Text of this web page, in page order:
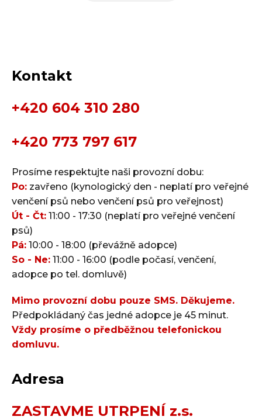
Kontakt
+420 604 310 280
+420 773 797 617
Prosíme respektujte naši provozní dobu:
Po: zavřeno (kynologický den - neplatí pro veřejné
venčení psů nebo venčení psů pro veřejnost)
Út - Čt: 11:00 - 17:30 (neplatí pro veřejné venčení
psů)
Pá: 10:00 - 18:00 (převážně adopce)
So - Ne: 11:00 - 16:00 (podle počasí, venčení,
adopce po tel. domluvě)
Mimo provozní dobu pouze SMS. Děkujeme.
Předpokládaný čas jedné adopce je 45 minut.
Vždy prosíme o předběžnou telefonickou
domluvu.
Adresa
ZASTAVME UTRPENÍ z.s.